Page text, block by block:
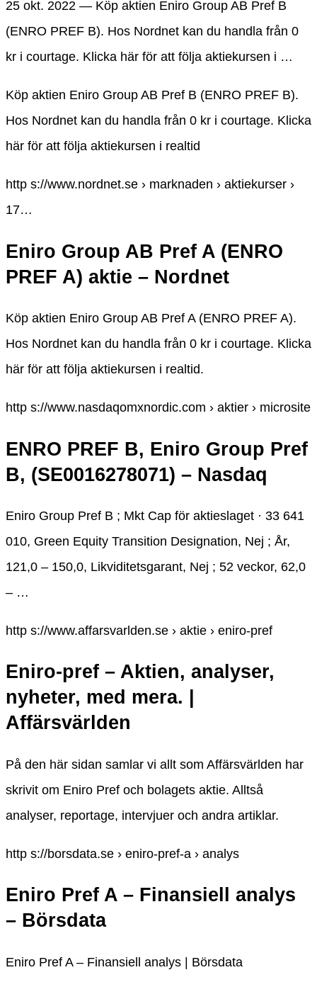
25 okt. 2022 — Köp aktien Eniro Group AB Pref B
(ENRO PREF B). Hos Nordnet kan du handla från 0
kr i courtage. Klicka här för att följa aktiekursen i …
Köp aktien Eniro Group AB Pref B (ENRO PREF B).
Hos Nordnet kan du handla från 0 kr i courtage. Klicka
här för att följa aktiekursen i realtid
http s://www.nordnet.se › marknaden › aktiekurser ›
17…
Eniro Group AB Pref A (ENRO
PREF A) aktie – Nordnet
Köp aktien Eniro Group AB Pref A (ENRO PREF A).
Hos Nordnet kan du handla från 0 kr i courtage. Klicka
här för att följa aktiekursen i realtid.
http s://www.nasdaqomxnordic.com › aktier › microsite
ENRO PREF B, Eniro Group Pref
B, (SE0016278071) – Nasdaq
Eniro Group Pref B ; Mkt Cap för aktieslaget · 33 641
010, Green Equity Transition Designation, Nej ; År,
121,0 – 150,0, Likviditetsgarant, Nej ; 52 veckor, 62,0
– …
http s://www.affarsvarlden.se › aktie › eniro-pref
Eniro-pref – Aktien, analyser,
nyheter, med mera. |
Affärsvärlden
På den här sidan samlar vi allt som Affärsvärlden har
skrivit om Eniro Pref och bolagets aktie. Alltså
analyser, reportage, intervjuer och andra artiklar.
http s://borsdata.se › eniro-pref-a › analys
Eniro Pref A – Finansiell analys
– Börsdata
Eniro Pref A – Finansiell analys | Börsdata